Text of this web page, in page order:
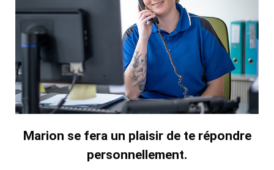
Marion se fera un plaisir de te répondre
personnellement.